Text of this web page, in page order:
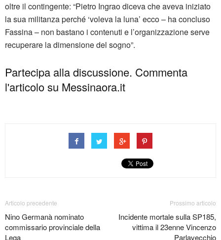
oltre il contingente: “Pietro Ingrao diceva che aveva iniziato
la sua militanza perché ‘voleva la luna’ ecco – ha concluso
Fassina – non bastano i contenuti e l’organizzazione serve
recuperare la dimensione del sogno”.
Partecipa alla discussione. Commenta
l'articolo su Messinaora.it
Articolo precedente
Nino Germanà nominato
commissario provinciale della
Lega
Prossimo articolo
Incidente mortale sulla SP185,
vittima il 23enne Vincenzo
Parlavecchio